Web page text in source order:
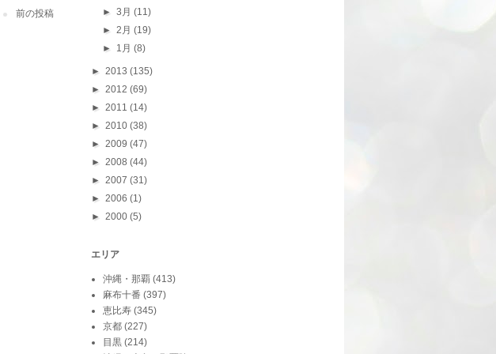
前の投稿 ►3月(11)
►2月(19)
► 1月(8)
► 2013 (135)
► 2012 (69)
► 2011 (14)
► 2010 (38)
► 2009 (47)
► 2008 (44)
► 2007 (31)
► 2006 (1)
► 2000 (5)
エリア
沖縄・那覇 (413)
麻布十番 (397)
恵比寿 (345)
京都 (227)
目黒 (214)